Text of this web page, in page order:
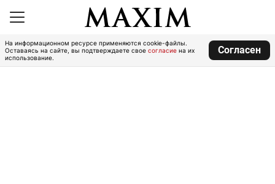
На информационном ресурсе применяются cookie-файлы.
Оставаясь на сайте, вы подтверждаете свое согласие на их
использование.
Согласен